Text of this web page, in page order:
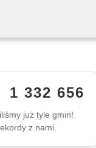
1 332 656
już tyle gmin!
z nami.